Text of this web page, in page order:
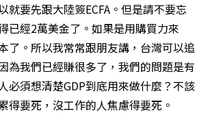
就要先跟大陸簽ECFA。但是請不要忘
已經2萬美金了。如果是用購買力來
了。所以我常常跟朋友講，台灣可以追
為我們已經賺很多了，我們的問題是有
必須想清楚GDP到底用來做什麼？不該
得要死，沒工作的人焦慮得要死。